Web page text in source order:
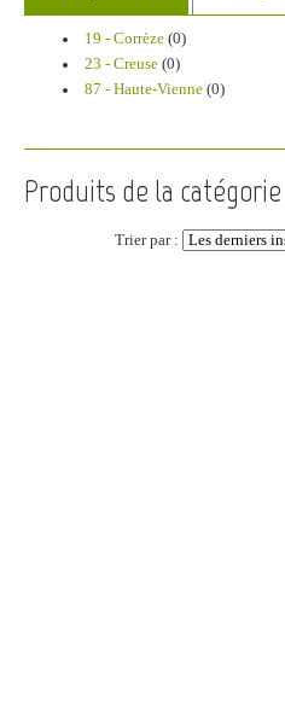
19 - Corrèze(0)
23 - Creuse(0)
87 - Haute-Vienne(0)
Produits de la catégorie
Trier par :